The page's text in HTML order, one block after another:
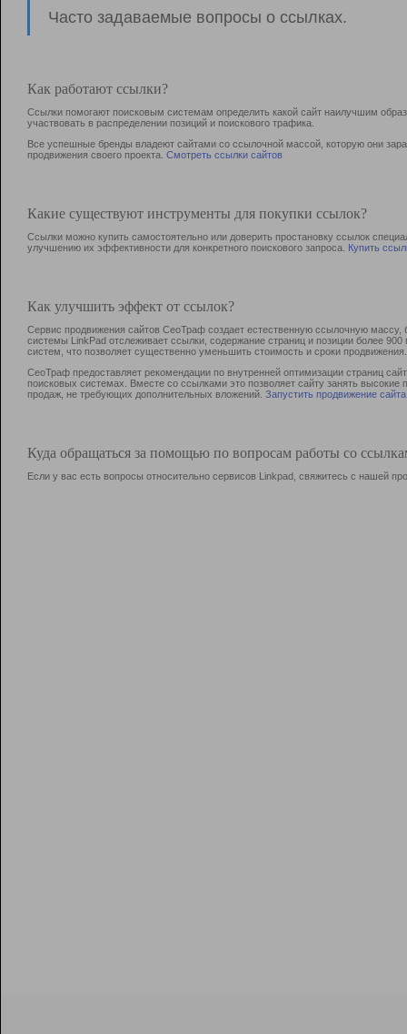
Часто задаваемые вопросы о ссылках.
Как работают ссылки?
Ссылки помогают поисковым системам определить какой сайт наилучшим
участвовать в раcпределении позиций и поискового трафика.
Все успешные бренды владеют сайтами со ссылочной массой, которую они
продвижения своего проекта. Смотреть ссылки сайтов
Какие существуют инструменты для покупки ссылок?
Ссылки можно купить самостоятельно или доверить простановку ссылок
улучшению их эффективности для конкретного поискового запроса. Купить
Как улучшить эффект от ссылок?
Сервис продвижения сайтов СеоТраф создает естественную ссылочную
системы LinkPad отслеживает ссылки, содержание страниц и позиции более
систем, что позволяет существенно уменьшить стоимость и сроки продвижения.
СеоТраф предоставляет рекомендации по внутренней оптимизации страниц
поисковых системах. Вместе со ссылками это позволяет сайту занять
продаж, не требующих дополнительных вложений. Запустить продвижение сайта
Куда обращаться за помощью по вопросам работы со
Если у вас есть вопросы относительно сервисов Linkpad, свяжитесь с нашей